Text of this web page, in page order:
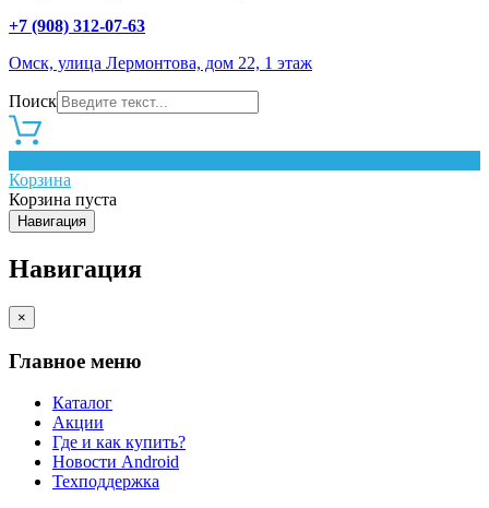
+7 (908) 312-07-63
Омск, улица Лермонтова, дом 22, 1 этаж
Поиск
Корзина
Корзина пуста
Навигация
Навигация
×
Главное меню
Каталог
Акции
Где и как купить?
Новости Android
Техподдержка